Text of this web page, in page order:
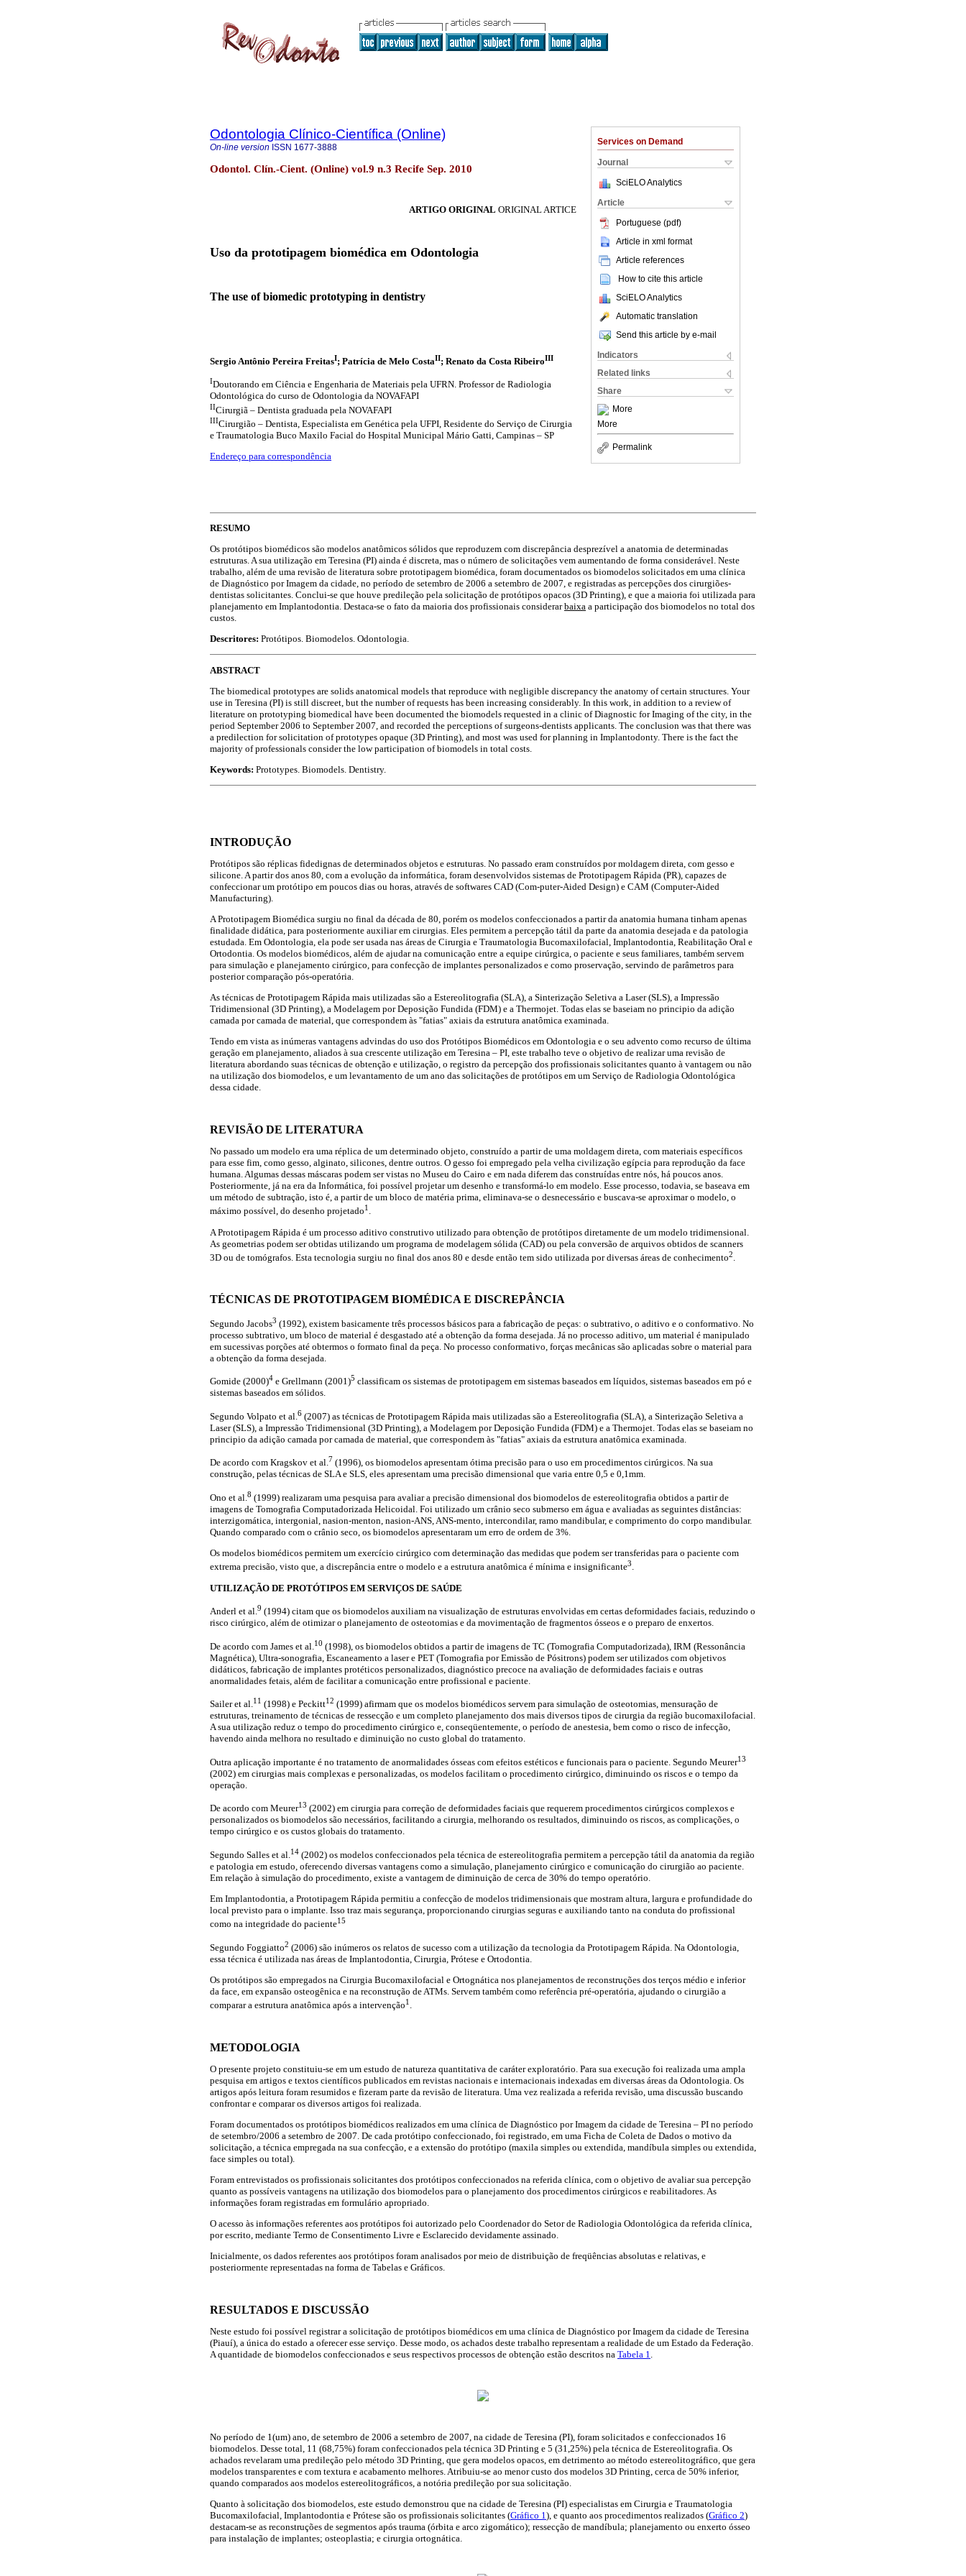
Services on Demand
Journal
SciELO Analytics
Article
Portuguese (pdf)
Article in xml format
Article references
How to cite this article
SciELO Analytics
Automatic translation
Send this article by e-mail
Indicators
Related links
Share
More
More
Permalink
Odontologia Clínico-Científica (Online)
On-line version ISSN 1677-3888
Odontol. Clín.-Cient. (Online) vol.9 n.3 Recife Sep. 2010
ARTIGO ORIGINAL ORIGINAL ARTICE
Uso da prototipagem biomédica em Odontologia
The use of biomedic prototyping in dentistry
Sergio Antônio Pereira FreitasI; Patrícia de Melo CostaII; Renato da Costa RibeiroIII
IDoutorando em Ciência e Engenharia de Materiais pela UFRN. Professor de Radiologia
Odontológica do curso de Odontologia da NOVAFAPI
IICirurgiã – Dentista graduada pela NOVAFAPI
IIICirurgião – Dentista, Especialista em Genética pela UFPI, Residente do Serviço de Cirurgia
e Traumatologia Buco Maxilo Facial do Hospital Municipal Mário Gatti, Campinas – SP
Endereço para correspondência
RESUMO
Os protótipos biomédicos são modelos anatômicos sólidos que reproduzem com discrepância desprezível a anatomia de determinadas
estruturas. A sua utilização em Teresina (PI) ainda é discreta, mas o número de solicitações vem aumentando de forma considerável. Neste
trabalho, além de uma revisão de literatura sobre prototipagem biomédica, foram documentados os biomodelos solicitados em uma clínica
de Diagnóstico por Imagem da cidade, no período de setembro de 2006 a setembro de 2007, e registradas as percepções dos cirurgiões-
dentistas solicitantes. Conclui-se que houve predileção pela solicitação de protótipos opacos (3D Printing), e que a maioria foi utilizada para
planejamento em Implantodontia. Destaca-se o fato da maioria dos profissionais considerarbaixa a participação dos biomodelos no total dos
custos.
Descritores: Protótipos. Biomodelos. Odontologia.
ABSTRACT
The biomedical prototypes are solids anatomical models that reproduce with negligible discrepancy the anatomy of certain structures. Your
use in Teresina (PI) is still discreet, but the number of requests has been increasing considerably. In this work, in addition to a review of
literature on prototyping biomedical have been documented the biomodels requested in a clinic of Diagnostic for Imaging of the city, in the
period September 2006 to September 2007, and recorded the perceptions of surgeons-dentists applicants. The conclusion was that there was
a predilection for solicitation of prototypes opaque (3D Printing), and most was used for planning in Implantodonty. There is the fact the
majority of professionals consider the low participation of biomodels in total costs.
Keywords: Prototypes. Biomodels. Dentistry.
INTRODUÇÃO
Protótipos são réplicas fidedignas de determinados objetos e estruturas. No passado eram construídos por moldagem direta, com gesso e
silicone. A partir dos anos 80, com a evolução da informática, foram desenvolvidos sistemas de Prototipagem Rápida (PR), capazes de
confeccionar um protótipo em poucos dias ou horas, através de softwares CAD (Com-puter-Aided Design) e CAM (Computer-Aided
Manufacturing).
A Prototipagem Biomédica surgiu no final da década de 80, porém os modelos confeccionados a partir da anatomia humana tinham apenas
finalidade didática, para posteriormente auxiliar em cirurgias. Eles permitem a percepção tátil da parte da anatomia desejada e da patologia
estudada. Em Odontologia, ela pode ser usada nas áreas de Cirurgia e Traumatologia Bucomaxilofacial, Implantodontia, Reabilitação Oral e
Ortodontia. Os modelos biomédicos, além de ajudar na comunicação entre a equipe cirúrgica, o paciente e seus familiares, também servem
para simulação e planejamento cirúrgico, para confecção de implantes personalizados e como proservação, servindo de parâmetros para
posterior comparação pós-operatória.
As técnicas de Prototipagem Rápida mais utilizadas são a Estereolitografia (SLA), a Sinterização Seletiva a Laser (SLS), a Impressão
Tridimensional (3D Printing), a Modelagem por Deposição Fundida (FDM) e a Thermojet. Todas elas se baseiam no principio da adição
camada por camada de material, que correspondem às "fatias" axiais da estrutura anatômica examinada.
Tendo em vista as inúmeras vantagens advindas do uso dos Protótipos Biomédicos em Odontologia e o seu advento como recurso de última
geração em planejamento, aliados à sua crescente utilização em Teresina – PI, este trabalho teve o objetivo de realizar uma revisão de
literatura abordando suas técnicas de obtenção e utilização, o registro da percepção dos profissionais solicitantes quanto à vantagem ou não
na utilização dos biomodelos, e um levantamento de um ano das solicitações de protótipos em um Serviço de Radiologia Odontológica
dessa cidade.
REVISÃO DE LITERATURA
No passado um modelo era uma réplica de um determinado objeto, construído a partir de uma moldagem direta, com materiais específicos
para esse fim, como gesso, alginato, silicones, dentre outros. O gesso foi empregado pela velha civilização egípcia para reprodução da face
humana. Algumas dessas máscaras podem ser vistas no Museu do Cairo e em nada diferem das construídas entre nós, há poucos anos.
Posteriormente, já na era da Informática, foi possível projetar um desenho e transformá-lo em modelo. Esse processo, todavia, se baseava em
um método de subtração, isto é, a partir de um bloco de matéria prima, eliminava-se o desnecessário e buscava-se aproximar o modelo, o
máximo possível, do desenho projetado1 .
A Prototipagem Rápida é um processo aditivo construtivo utilizado para obtenção de protótipos diretamente de um modelo tridimensional.
As geometrias podem ser obtidas utilizando um programa de modelagem sólida (CAD) ou pela conversão de arquivos obtidos de scanners
3D ou de tomógrafos. Esta tecnologia surgiu no final dos anos 80 e desde então tem sido utilizada por diversas áreas de conhecimento2
TÉCNICAS DE PROTOTIPAGEM BIOMÉDICA E DISCREPÂNCIA
Segundo Jacobs3 (1992), existem basicamente três processos básicos para a fabricação de peças: o subtrativo, o aditivo e o conformativo. No
processo subtrativo, um bloco de material é desgastado até a obtenção da forma desejada. Já no processo aditivo, um material é manipulado
em sucessivas porções até obtermos o formato final da peça. No processo conformativo, forças mecânicas são aplicadas sobre o material para
a obtenção da forma desejada.
Gomide (2000)4 e Grellmann (2001)5 classificam os sistemas de prototipagem em sistemas baseados em líquidos, sistemas baseados em pó e
sistemas baseados em sólidos.
Segundo Volpato et al. 6 (2007) as técnicas de Prototipagem Rápida mais utilizadas são a Estereolitografia (SLA), a Sinterização Seletiva a
Laser (SLS), a Impressão Tridimensional (3D Printing), a Modelagem por Deposição Fundida (FDM) e a Thermojet. Todas elas se baseiam no
principio da adição camada por camada de material, que correspondem às "fatias" axiais da estrutura anatômica examinada.
De acordo com Kragskov et al.7 (1996), os biomodelos apresentam ótima precisão para o uso em procedimentos cirúrgicos. Na sua
construção, pelas técnicas de SLA e SLS, eles apresentam uma precisão dimensional que varia entre 0,5 e 0,1mm.
Ono et al. 8 (1999) realizaram uma pesquisa para avaliar a precisão dimensional dos biomodelos de estereolitografia obtidos a partir de
imagens de Tomografia Computadorizada Helicoidal. Foi utilizado um crânio seco submerso em água e avaliadas as seguintes distâncias:
interzigomática, intergonial, nasion-menton, nasion-ANS, ANS-mento, intercondilar, ramo mandibular, e comprimento do corpo mandibular.
Quando comparado com o crânio seco, os biomodelos apresentaram um erro de ordem de 3%.
Os modelos biomédicos permitem um exercício cirúrgico com determinação das medidas que podem ser transferidas para o paciente com
extrema precisão, visto que, a discrepância entre o modelo e a estrutura anatômica é mínima e insignificante3.
UTILIZAÇÃO DE PROTÓTIPOS EM SERVIÇOS DE SAÚDE
Anderl et al.9 (1994) citam que os biomodelos auxiliam na visualização de estruturas envolvidas em certas deformidades faciais, reduzindo o
risco cirúrgico, além de otimizar o planejamento de osteotomias e da movimentação de fragmentos ósseos e o preparo de enxertos.
De acordo com James et al. 10 (1998), os biomodelos obtidos a partir de imagens de TC (Tomografia Computadorizada), IRM (Ressonância
Magnética), Ultra-sonografia, Escaneamento a laser e PET (Tomografia por Emissão de Pósitrons) podem ser utilizados com objetivos
didáticos, fabricação de implantes protéticos personalizados, diagnóstico precoce na avaliação de deformidades faciais e outras
anormalidades fetais, além de facilitar a comunicação entre profissional e paciente.
Sailer et al.11 (1998) e Peckitt12 (1999) afirmam que os modelos biomédicos servem para simulação de osteotomias, mensuração de
estruturas, treinamento de técnicas de ressecção e um completo planejamento dos mais diversos tipos de cirurgia da região bucomaxilofacial.
A sua utilização reduz o tempo do procedimento cirúrgico e, conseqüentemente, o período de anestesia, bem como o risco de infecção,
havendo ainda melhora no resultado e diminuição no custo global do tratamento.
Outra aplicação importante é no tratamento de anormalidades ósseas com efeitos estéticos e funcionais para o paciente. Segundo Meurer13
(2002) em cirurgias mais complexas e personalizadas, os modelos facilitam o procedimento cirúrgico, diminuindo os riscos e o tempo da
operação.
De acordo com Meurer13 (2002) em cirurgia para correção de deformidades faciais que requerem procedimentos cirúrgicos complexos e
personalizados os biomodelos são necessários, facilitando a cirurgia, melhorando os resultados, diminuindo os riscos, as complicações, o
tempo cirúrgico e os custos globais do tratamento.
Segundo Salles et al. 14 (2002) os modelos confeccionados pela técnica de estereolitografia permitem a percepção tátil da anatomia da região
e patologia em estudo, oferecendo diversas vantagens como a simulação, planejamento cirúrgico e comunicação do cirurgião ao paciente.
Em relação à simulação do procedimento, existe a vantagem de diminuição de cerca de 30% do tempo operatório.
Em Implantodontia, a Prototipagem Rápida permitiu a confecção de modelos tridimensionais que mostram altura, largura e profundidade do
local previsto para o implante. Isso traz mais segurança, proporcionando cirurgias seguras e auxiliando tanto na conduta do profissional
como na integridade do paciente15
Segundo Foggiatto2 (2006) são inúmeros os relatos de sucesso com a utilização da tecnologia da Prototipagem Rápida. Na Odontologia,
essa técnica é utilizada nas áreas de Implantodontia, Cirurgia, Prótese e Ortodontia.
Os protótipos são empregados na Cirurgia Bucomaxilofacial e Ortognática nos planejamentos de reconstruções dos terços médio e inferior
da face, em expansão osteogênica e na reconstrução de ATMs. Servem também como referência pré-operatória, ajudando o cirurgião a
comparar a estrutura anatômica após a intervenção1 .
METODOLOGIA
O presente projeto constituiu-se em um estudo de natureza quantitativa de caráter exploratório. Para sua execução foi realizada uma ampla
pesquisa em artigos e textos científicos publicados em revistas nacionais e internacionais indexadas em diversas áreas da Odontologia. Os
artigos após leitura foram resumidos e fizeram parte da revisão de literatura. Uma vez realizada a referida revisão, uma discussão buscando
confrontar e comparar os diversos artigos foi realizada.
Foram documentados os protótipos biomédicos realizados em uma clínica de Diagnóstico por Imagem da cidade de Teresina – PI no período
de setembro/2006 a setembro de 2007. De cada protótipo confeccionado, foi registrado, em uma Ficha de Coleta de Dados o motivo da
solicitação, a técnica empregada na sua confecção, e a extensão do protótipo (maxila simples ou extendida, mandíbula simples ou extendida,
face simples ou total).
Foram entrevistados os profissionais solicitantes dos protótipos confeccionados na referida clínica, com o objetivo de avaliar sua percepção
quanto as possíveis vantagens na utilização dos biomodelos para o planejamento dos procedimentos cirúrgicos e reabilitadores. As
informações foram registradas em formulário apropriado.
O acesso às informações referentes aos protótipos foi autorizado pelo Coordenador do Setor de Radiologia Odontológica da referida clínica,
por escrito, mediante Termo de Consentimento Livre e Esclarecido devidamente assinado.
Inicialmente, os dados referentes aos protótipos foram analisados por meio de distribuição de freqüências absolutas e relativas, e
posteriormente representadas na forma de Tabelas e Gráficos.
RESULTADOS E DISCUSSÃO
Neste estudo foi possível registrar a solicitação de protótipos biomédicos em uma clínica de Diagnóstico por Imagem da cidade de Teresina
(Piauí), a única do estado a oferecer esse serviço. Desse modo, os achados deste trabalho representam a realidade de um Estado da Federação.
A quantidade de biomodelos confeccionados e seus respectivos processos de obtenção estão descritos na Tabela 1.
No período de 1(um) ano, de setembro de 2006 a setembro de 2007, na cidade de Teresina (PI), foram solicitados e confeccionados 16
biomodelos. Desse total, 11 (68,75%) foram confeccionados pela técnica 3D Printing e 5 (31,25%) pela técnica de Estereolitografia. Os
achados revelaram uma predileção pelo método 3D Printing, que gera modelos opacos, em detrimento ao método estereolitográfico, que gera
modelos transparentes e com textura e acabamento melhores. Atribuiu-se ao menor custo dos modelos 3D Printing, cerca de 50% inferior,
quando comparados aos modelos estereolitográficos, a notória predileção por sua solicitação.
Quanto à solicitação dos biomodelos, este estudo demonstrou que na cidade de Teresina (PI) especialistas em Cirurgia e Traumatologia
Bucomaxilofacial, Implantodontia e Prótese são os profissionais solicitantes (Gráfico 1 ), e quanto aos procedimentos realizados (Gráfico 2)
destacam-se as reconstruções de segmentos após trauma (órbita e arco zigomático); ressecção de mandíbula; planejamento ou enxerto ósseo
para instalação de implantes; osteoplastia; e cirurgia ortognática.